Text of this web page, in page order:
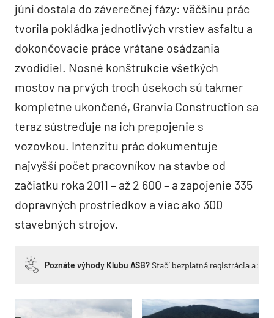
júni dostala do záverečnej fázy: väčšinu prác
tvorila pokládka jednotlivých vrstiev asfaltu a
dokončovacie práce vrátane osádzania
zvodidiel. Nosné konštrukcie všetkých
mostov na prvých troch úsekoch sú takmer
kompletne ukončené, Granvia Construction sa
teraz sústreďuje na ich prepojenie s
vozovkou. Intenzitu prác dokumentuje
najvyšší počet pracovníkov na stavbe od
začiatku roka 2011 – až 2 600 – a zapojenie 335
dopravných prostriedkov a viac ako 300
stavebných strojov.
Poznáte výhody Klubu ASB?Stačí bezplatná registrácia a